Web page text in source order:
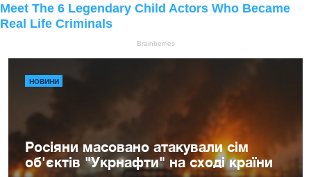
НОВИНИ
Росіяни масовано атакували сім
об'єктів "Укрнафти" на сході країни